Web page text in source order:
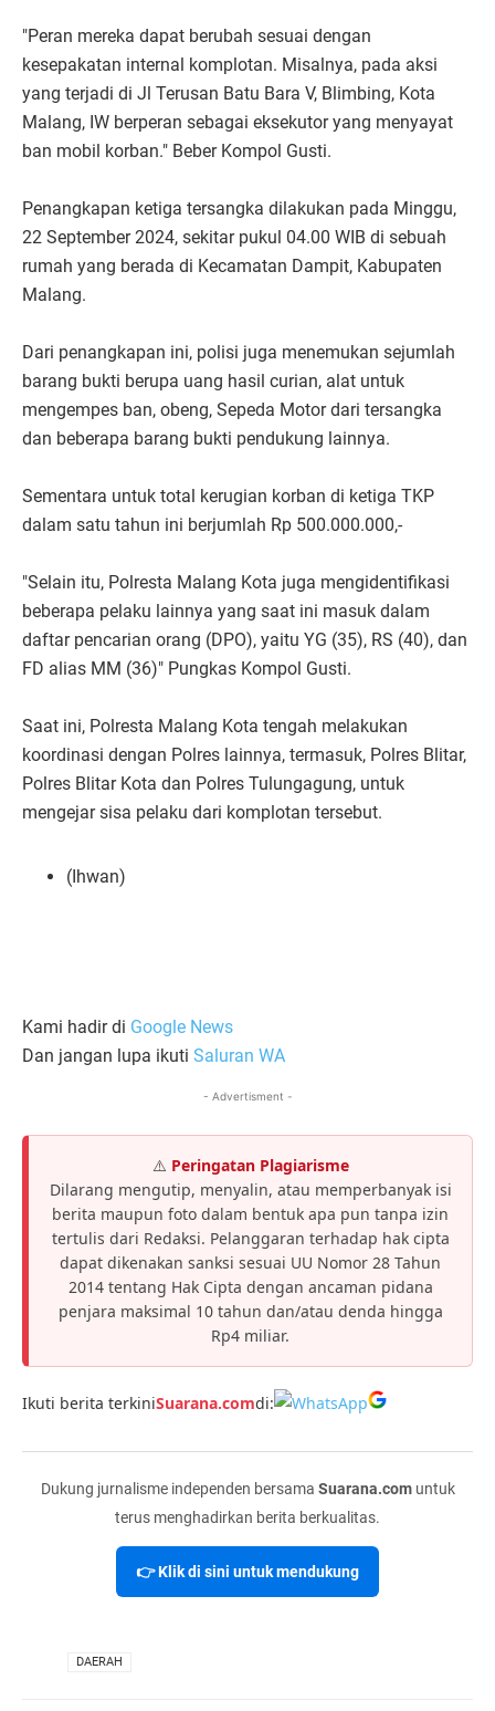
"Peran mereka dapat berubah sesuai dengan
kesepakatan internal komplotan. Misalnya, pada aksi
yang terjadi di Jl Terusan Batu Bara V, Blimbing, Kota
Malang, IW berperan sebagai eksekutor yang menyayat
ban mobil korban." Beber Kompol Gusti.
Penangkapan ketiga tersangka dilakukan pada Minggu,
22 September 2024, sekitar pukul 04.00 WIB di sebuah
rumah yang berada di Kecamatan Dampit, Kabupaten
Malang.
Dari penangkapan ini, polisi juga menemukan sejumlah
barang bukti berupa uang hasil curian, alat untuk
mengempes ban, obeng, Sepeda Motor dari tersangka
dan beberapa barang bukti pendukung lainnya.
Sementara untuk total kerugian korban di ketiga TKP
dalam satu tahun ini berjumlah Rp 500.000.000,-
"Selain itu, Polresta Malang Kota juga mengidentifikasi
beberapa pelaku lainnya yang saat ini masuk dalam
daftar pencarian orang (DPO), yaitu YG (35), RS (40), dan
FD alias MM (36)" Pungkas Kompol Gusti.
Saat ini, Polresta Malang Kota tengah melakukan
koordinasi dengan Polres lainnya, termasuk, Polres Blitar,
Polres Blitar Kota dan Polres Tulungagung, untuk
mengejar sisa pelaku dari komplotan tersebut.
(Ihwan)
Kami hadir di Google News
Dan jangan lupa ikuti Saluran WA
- Advertisment -
⚠️ Peringatan Plagiarisme
Dilarang mengutip, menyalin, atau memperbanyak isi
berita maupun foto dalam bentuk apa pun tanpa izin
tertulis dari Redaksi. Pelanggaran terhadap hak cipta
dapat dikenakan sanksi sesuai UU Nomor 28 Tahun
2014 tentang Hak Cipta dengan ancaman pidana
penjara maksimal 10 tahun dan/atau denda hingga
Rp4 miliar.
Ikuti berita terkiniSuarana.comdi:
Dukung jurnalisme independen bersama Suarana.comuntuk
terus menghadirkan berita berkualitas.
👉 Klik di sini untuk mendukung
DAERAH